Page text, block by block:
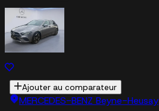
Ajouter au comparateur
MERCEDES-BENZ Beyne-Heusay